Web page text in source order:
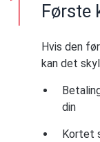
Første
Hvis den
kan det
din
Kortet